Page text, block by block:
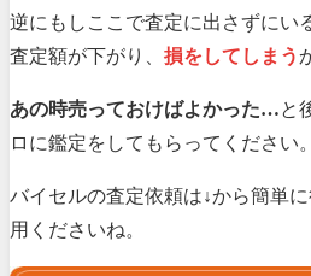
逆にもしここで査定に出さずにい
査定額が下がり、 損をしてしまう
あの時売っておけばよかった…と
ロに鑑定をしてもらってください。
バイセルの査定依頼は↓から簡単
用くださいね。